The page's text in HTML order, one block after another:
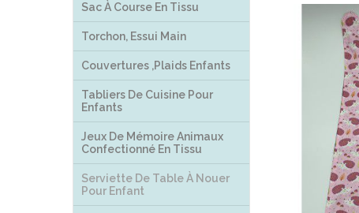
Sac À Course En Tissu
Torchon, Essui Main
Couvertures ,plaids Enfants
Tabliers De Cuisine Pour
Enfants
Jeux De Mémoire Animaux
Confectionné En Tissu
Serviette De Table À Nouer
Pour Enfant